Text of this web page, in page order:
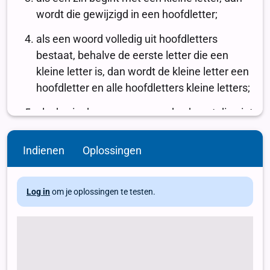
Indienen Oplossingen
Log in om je oplossingen te testen.